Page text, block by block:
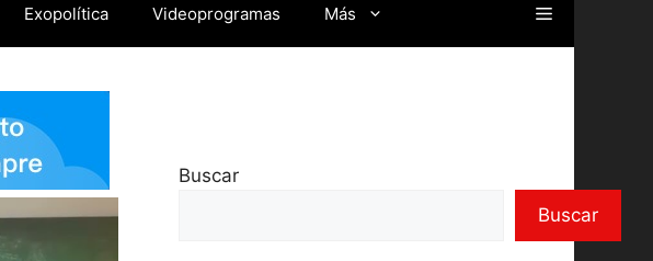
Exopolítica Videoprogramas Más
Buscar
Buscar